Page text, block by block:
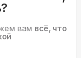
вам всё, что